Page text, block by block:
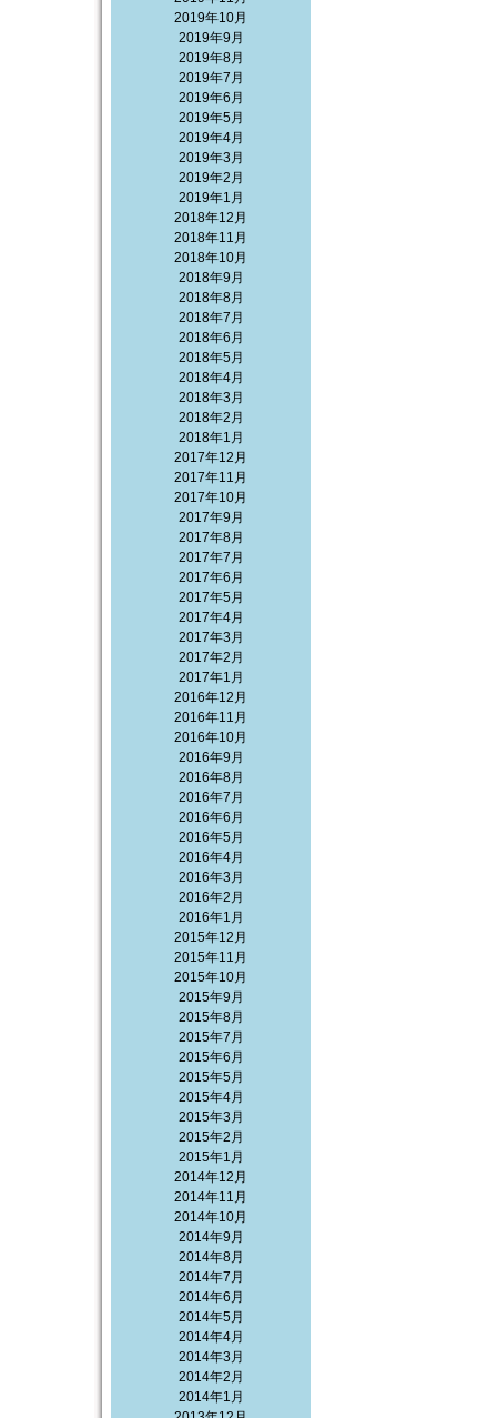
2019年10月
2019年9月
2019年8月
2019年7月
2019年6月
2019年5月
2019年4月
2019年3月
2019年2月
2019年1月
2018年12月
2018年11月
2018年10月
2018年9月
2018年8月
2018年7月
2018年6月
2018年5月
2018年4月
2018年3月
2018年2月
2018年1月
2017年12月
2017年11月
2017年10月
2017年9月
2017年8月
2017年7月
2017年6月
2017年5月
2017年4月
2017年3月
2017年2月
2017年1月
2016年12月
2016年11月
2016年10月
2016年9月
2016年8月
2016年7月
2016年6月
2016年5月
2016年4月
2016年3月
2016年2月
2016年1月
2015年12月
2015年11月
2015年10月
2015年9月
2015年8月
2015年7月
2015年6月
2015年5月
2015年4月
2015年3月
2015年2月
2015年1月
2014年12月
2014年11月
2014年10月
2014年9月
2014年8月
2014年7月
2014年6月
2014年5月
2014年4月
2014年3月
2014年2月
2014年1月